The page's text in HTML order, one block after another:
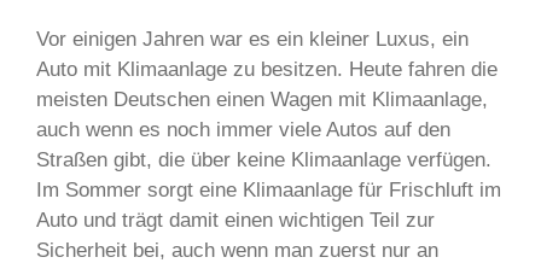
Vor einigen Jahren war es ein kleiner Luxus, ein
Auto mit Klimaanlage zu besitzen. Heute fahren die
meisten Deutschen einen Wagen mit Klimaanlage,
auch wenn es noch immer viele Autos auf den
Straßen gibt, die über keine Klimaanlage verfügen.
Im Sommer sorgt eine Klimaanlage für Frischluft im
Auto und trägt damit einen wichtigen Teil zur
Sicherheit bei, auch wenn man zuerst nur an